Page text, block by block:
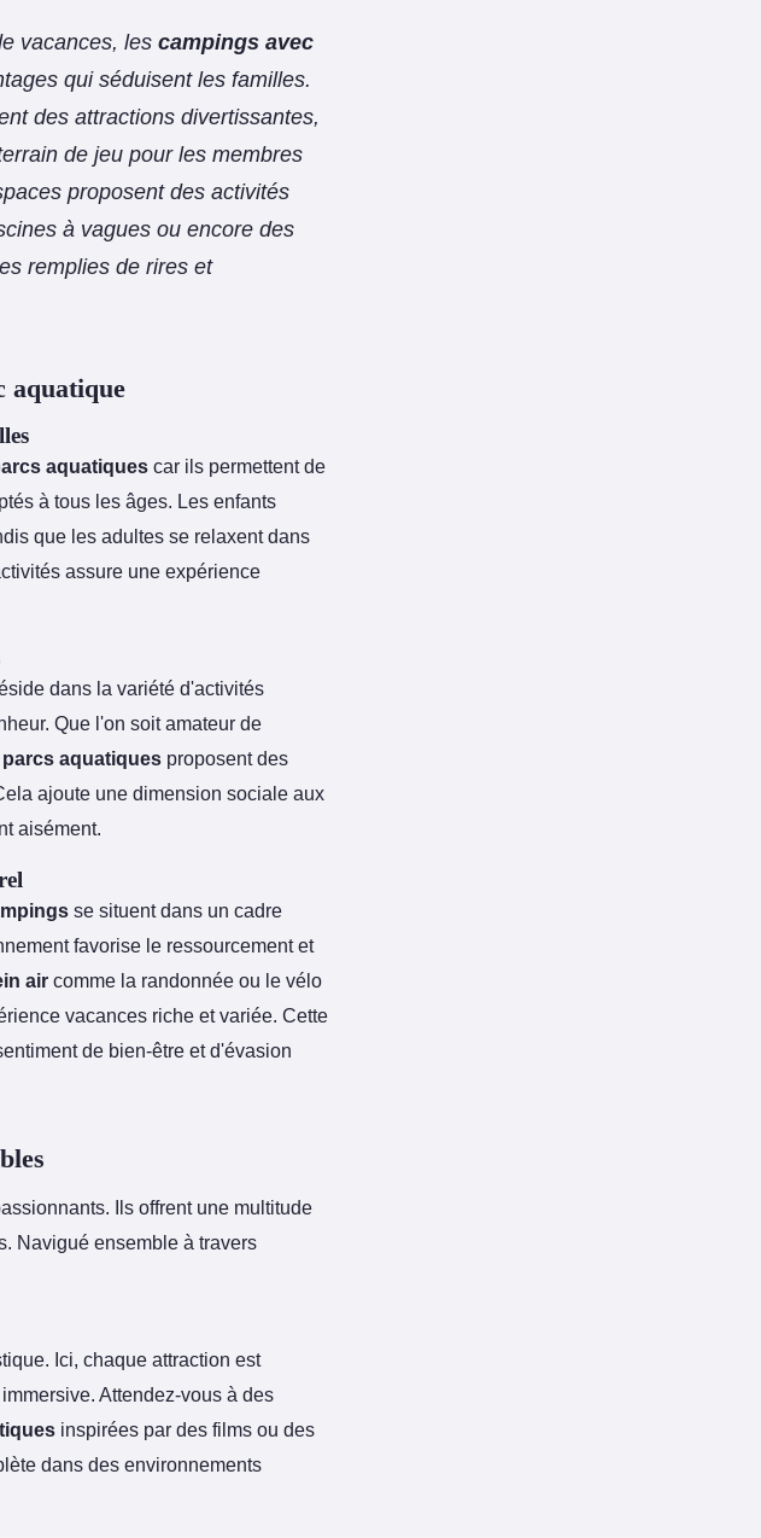
vacances, les campings avec
qui séduisent les familles.
des attractions divertissantes,
de jeu pour les membres
proposent des activités
à vagues ou encore des
remplies de rires et
aquatique
aquatiques car ils permettent de
à tous les âges. Les enfants
que les adultes se relaxent dans
assure une expérience
dans la variété d'activités
Que l'on soit amateur de
parcs aquatiques proposent des
ajoute une dimension sociale aux
aisément.
se situent dans un cadre
favorise le ressourcement et
air comme la randonnée ou le vélo
vacances riche et variée. Cette
de bien-être et d'évasion
Ils offrent une multitude
Navigué ensemble à travers
Ici, chaque attraction est
Attendez-vous à des
inspirées par des films ou des
dans des environnements